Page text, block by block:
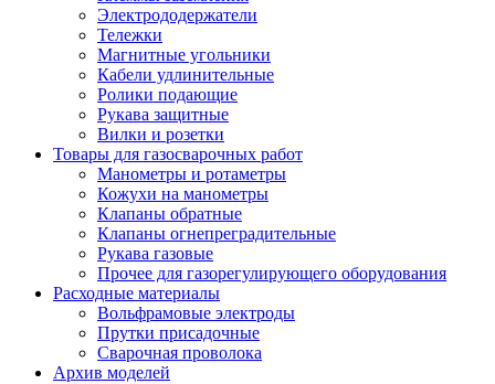
Электрододержатели
Тележки
Магнитные угольники
Кабели удлинительные
Ролики подающие
Рукава защитные
Вилки и розетки
Товары для газосварочных работ
Манометры и ротаметры
Кожухи на манометры
Клапаны обратные
Клапаны огнепреградительные
Рукава газовые
Прочее для газорегулирующего оборудования
Расходные материалы
Вольфрамовые электроды
Прутки присадочные
Сварочная проволока
Архив моделей